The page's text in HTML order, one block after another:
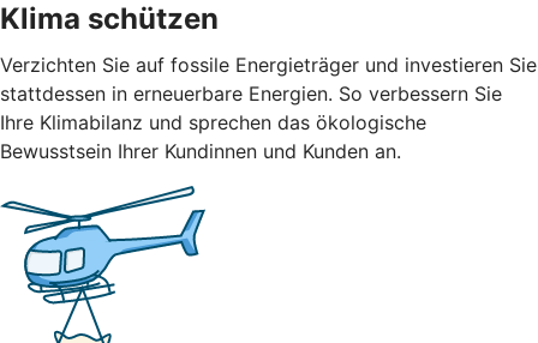
Klima schützen
Verzichten Sie auf fossile Energieträger und investieren Sie
stattdessen in erneuerbare Energien. So verbessern Sie
Ihre Klimabilanz und sprechen das ökologische
Bewusstsein Ihrer Kundinnen und Kunden an.